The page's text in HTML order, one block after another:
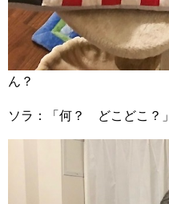
ん？
ソラ：「何？ どこどこ？」